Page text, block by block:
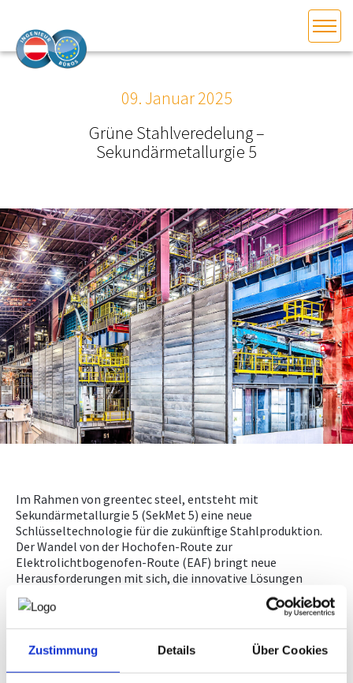
Zustimmung Details Über Cookies
DAS INGENIEURBÜRO
INTERESSEN­VERTRETUNG
MITGLIEDER­VERZEICHNIS
SERVICE
KONTAKT
NEWS
PRÜFING
KAMPAGNE
09. Januar 2025
Grüne Stahlveredelung –
Sekundärmetallurgie 5
Im Rahmen von greentec steel, entsteht mit
Sekundärmetallurgie 5 (SekMet 5) eine neue
Schlüsseltechnologie für die zukünftige Stahlproduktion.
Der Wandel von der Hochofen-Route zur
Elektrolichtbogenofen-Route (EAF) bringt neue
Herausforderungen mit sich, die innovative Lösungen
erfordern.
Präzisionsplanung von Schatz Engineering
Bei Schatz Engineering wird im Auftrag von BUMA
Engineering & Anlagenbau die Rohrleitungsplanung der